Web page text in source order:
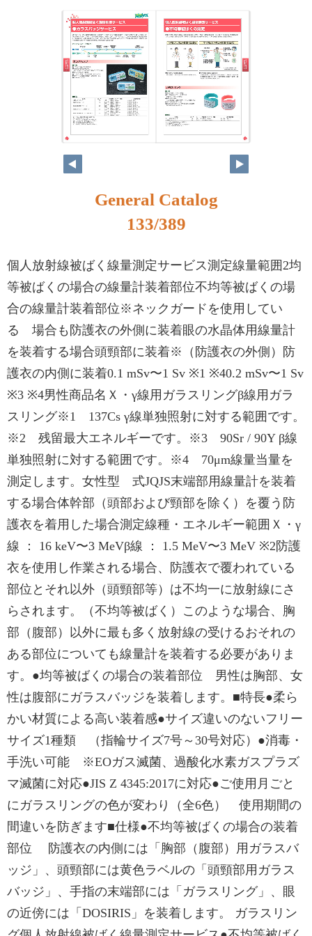
116 117
General Catalog
133/389
個人放射線被ばく線量測定サービス測定線量範囲2均
等被ばくの場合の線量計装着部位不均等被ばくの場
合の線量計装着部位※ネックガードを使用してい
る 場合も防護衣の外側に装着眼の水晶体用線量計
を装着する場合頭頸部に装着※（防護衣の外側）防
護衣の内側に装着0.1 mSv〜1 Sv ※1 ※40.2 mSv〜1 Sv
※3 ※4男性商品名Ｘ・γ線用ガラスリングβ線用ガラ
スリング※1 137Cs γ線単独照射に対する範囲です。
※2 残留最大エネルギーです。※3 90Sr / 90Y β線
単独照射に対する範囲です。※4 70μm線量当量を
測定します。女性型 式JQJS末端部用線量計を装着
する場合体幹部（頭部および頸部を除く）を覆う防
護衣を着用した場合測定線種・エネルギー範囲Ｘ・γ
線 ： 16 keV〜3 MeVβ線 ： 1.5 MeV〜3 MeV ※2防護
衣を使用し作業される場合、防護衣で覆われている
部位とそれ以外（頭頸部等）は不均一に放射線にさ
らされます。（不均等被ばく）このような場合、胸
部（腹部）以外に最も多く放射線の受けるおそれの
ある部位についても線量計を装着する必要がありま
す。●均等被ばくの場合の装着部位 男性は胸部、女
性は腹部にガラスバッジを装着します。■特長●柔ら
かい材質による高い装着感●サイズ違いのないフリー
サイズ1種類 （指輪サイズ7号～30号対応）●消毒・
手洗い可能 ※EOガス滅菌、過酸化水素ガスプラズ
マ滅菌に対応●JIS Z 4345:2017に対応●ご使用月ごと
にガラスリングの色が変わり（全6色） 使用期間の
間違いを防ぎます■仕様●不均等被ばくの場合の装着
部位 防護衣の内側には「胸部（腹部）用ガラスバ
ッジ」、頭頸部には黄色ラベルの「頭頸部用ガラス
バッジ」、手指の末端部には「ガラスリング」、眼
の近傍には「DOSIRIS」を装着します。 ガラスリン